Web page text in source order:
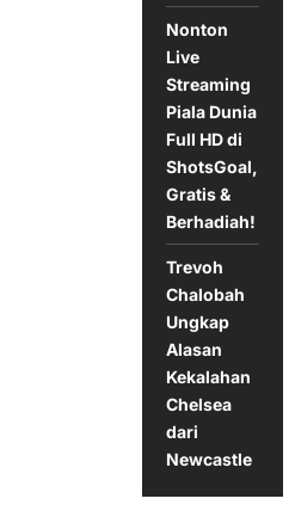
Nonton
Live
Streaming
Piala Dunia
Full HD di
ShotsGoal,
Gratis &
Berhadiah!
Trevoh
Chalobah
Ungkap
Alasan
Kekalahan
Chelsea
dari
Newcastle